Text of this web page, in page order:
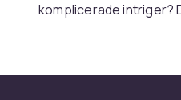
komplicerade intriger?